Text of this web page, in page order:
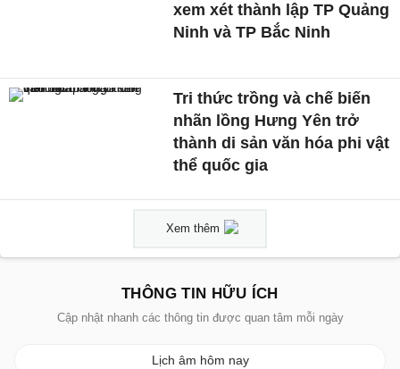
xem xét thành lập TP Quảng
Ninh và TP Bắc Ninh
Tri thức trồng và chế biến
nhãn lồng Hưng Yên trở
thành di sản văn hóa phi vật
thể quốc gia
Xem thêm
THÔNG TIN HỮU ÍCH
Cập nhật nhanh các thông tin được quan tâm mỗi ngày
Lịch âm hôm nay